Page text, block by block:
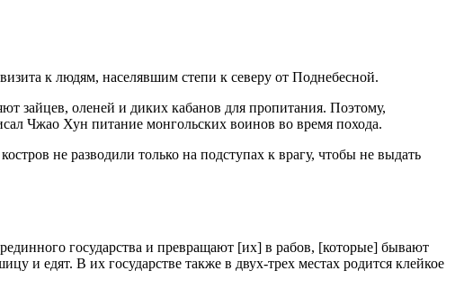
к людям, населявшим степи к северу от Поднебесной.
зайцев, оленей и диких кабанов для пропитания. Поэтому,
Чжао Хун питание монгольских воинов во время похода.
не разводили только на подступах к врагу, чтобы не выдать
государства и превращают [их] в рабов, [которые] бывают
и едят. В их государстве также в двух-трех местах родится клейкое